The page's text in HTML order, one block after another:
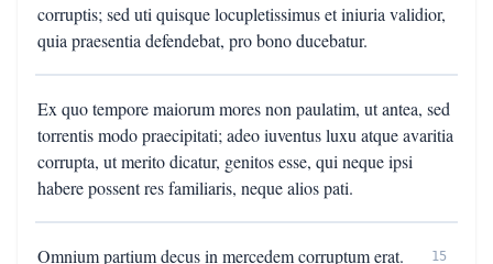
corruptis; sed uti quisque locupletissimus et iniuria validior,
quia praesentia defendebat, pro bono ducebatur.
Ex quo tempore maiorum mores non paulatim, ut antea, sed
torrentis modo praecipitati; adeo iuventus luxu atque avaritia
corrupta, ut merito dicatur, genitos esse, qui neque ipsi
habere possent res familiaris, neque alios pati.
Omnium partium decus in mercedem corruptum erat. 15